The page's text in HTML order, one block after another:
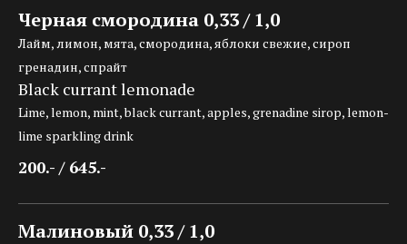
Черная смородина 0,33 / 1,0
Лайм, лимон, мята, смородина, яблоки свежие, сироп
гренадин, спрайт
Black currant lemonade
Lime, lemon, mint, black currant, apples, grenadine sirop, lemon-
lime sparkling drink
200.- / 645.-
Малиновый 0,33 / 1,0